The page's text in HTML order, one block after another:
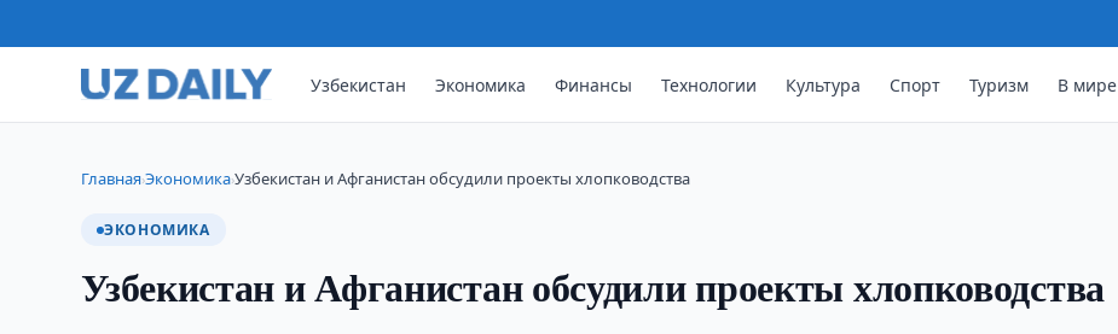
Узбекистан Экономика Финансы Технологии Культура Спорт Туризм В мире
Главная›Экономика›Узбекистан и Афганистан обсудили проекты хлопководства
ЭКОНОМИКА
Узбекистан и Афганистан обсудили проекты хлопководства